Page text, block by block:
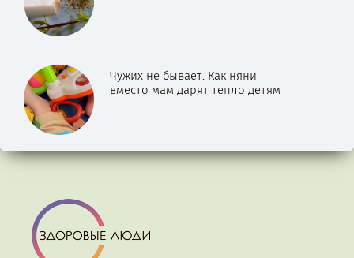
Чужих не бывает. Как няни
вместо мам дарят тепло детям